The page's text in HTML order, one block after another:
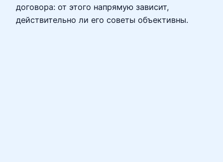
договора: от этого напрямую зависит,
действительно ли его советы объективны.